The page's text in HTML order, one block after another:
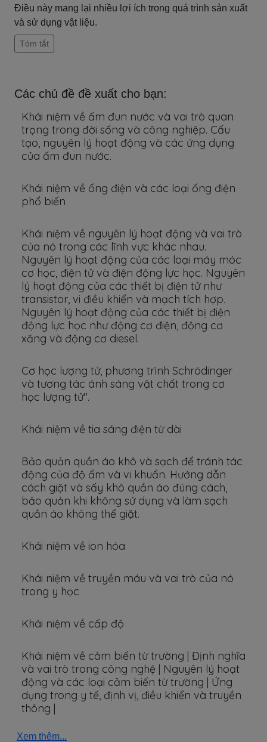
Điều này mang lại nhiều lợi ích trong quá trình sản xuất
và sử dụng vật liệu.
Tóm tắt
Các chủ đề đề xuất cho bạn:
Khái niệm về ấm đun nước và vai trò quan
trọng trong đời sống và công nghiệp. Cấu
tạo, nguyên lý hoạt động và các ứng dụng
của ấm đun nước.
Khái niệm về ống điện và các loại ống điện
phổ biến
Khái niệm về nguyên lý hoạt động và vai trò
của nó trong các lĩnh vực khác nhau.
Nguyên lý hoạt động của các loại máy móc
cơ học, điện tử và điện động lực học. Nguyên
lý hoạt động của các thiết bị điện tử như
transistor, vi điều khiển và mạch tích hợp.
Nguyên lý hoạt động của các thiết bị điện
động lực học như động cơ điện, động cơ
xăng và động cơ diesel.
Cơ học lượng tử, phương trình Schrödinger
và tương tác ánh sáng vật chất trong cơ
học lượng tử".
Khái niệm về tia sáng điện từ dài
Bảo quản quần áo khô và sạch để tránh tác
động của độ ẩm và vi khuẩn. Hướng dẫn
cách giặt và sấy khô quần áo đúng cách,
bảo quản khi không sử dụng và làm sạch
quần áo không thể giặt.
Khái niệm về ion hóa
Khái niệm về truyền máu và vai trò của nó
trong y học
Khái niệm về cấp độ
Khái niệm về cảm biến từ trường | Định nghĩa
và vai trò trong công nghệ | Nguyên lý hoạt
động và các loại cảm biến từ trường | Ứng
dụng trong y tế, định vị, điều khiển và truyền
thông |
Xem thêm...